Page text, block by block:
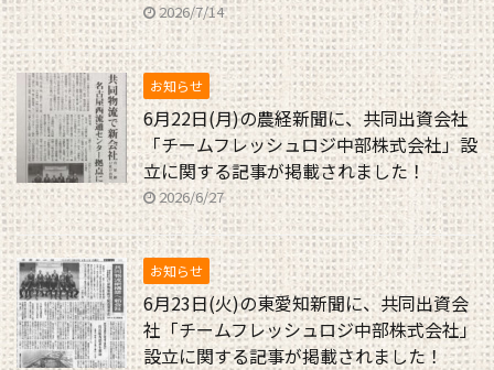
2026/7/14
お知らせ
6月22日(月)の農経新聞に、共同出資会社
「チームフレッシュロジ中部株式会社」設
立に関する記事が掲載されました！
2026/6/27
お知らせ
6月23日(火)の東愛知新聞に、共同出資会
社「チームフレッシュロジ中部株式会社」
設立に関する記事が掲載されました！